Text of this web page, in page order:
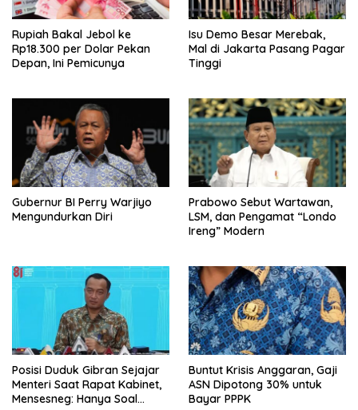
Rupiah Bakal Jebol ke
Rp18.300 per Dolar Pekan
Depan, Ini Pemicunya
Isu Demo Besar Merebak,
Mal di Jakarta Pasang Pagar
Tinggi
Gubernur BI Perry Warjiyo
Mengundurkan Diri
Prabowo Sebut Wartawan,
LSM, dan Pengamat “Londo
Ireng” Modern
Posisi Duduk Gibran Sejajar
Menteri Saat Rapat Kabinet,
Mensesneg: Hanya Soal
Buntut Krisis Anggaran, Gaji
ASN Dipotong 30% untuk
Bayar PPPK